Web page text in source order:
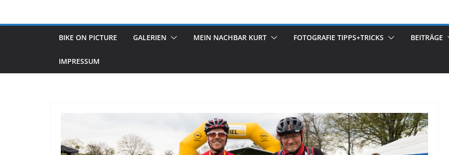
BIKE ON PICTURE GALERIEN MEIN NACHBAR KURT FOTOGRAFIE TIPPS+TRICKS BEITRÄGE
IMPRESSUM